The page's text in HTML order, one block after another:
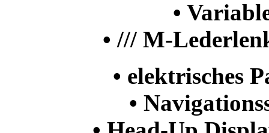
•
• /// M-
• elektrisches
•